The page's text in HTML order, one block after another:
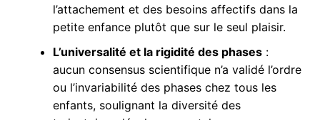
l’attachement et des besoins affectifs dans la
petite enfance plutôt que sur le seul plaisir.
L’universalité et la rigidité des phases:
aucun consensus scientifique n’a validé l’ordre
ou l’invariabilité des phases chez tous les
enfants, soulignant la diversité des